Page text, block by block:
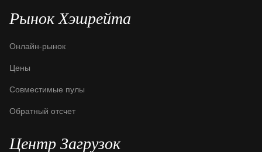
S9k
BITMAIN AntMiner
T17
BITMAIN AntMiner
BITMAIN AntMiner
Рынок Хэшрейта
Онлайн-рынок
Цены
Совместимые пулы
Обратный отсчет
Центр Загрузок